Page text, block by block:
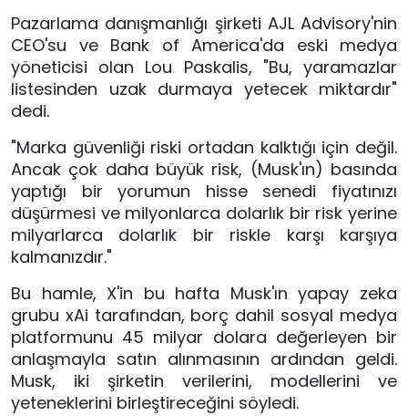
Pazarlama danışmanlığı şirketi AJL Advisory'nin
CEO'su ve Bank of America'da eski medya
yöneticisi olan Lou Paskalis, "Bu, yaramazlar
listesinden uzak durmaya yetecek miktardır"
dedi.
"Marka güvenliği riski ortadan kalktığı için değil.
Ancak çok daha büyük risk, (Musk'ın) basında
yaptığı bir yorumun hisse senedi fiyatınızı
düşürmesi ve milyonlarca dolarlık bir risk yerine
milyarlarca dolarlık bir riskle karşı karşıya
kalmanızdır."
Bu hamle, X'in bu hafta Musk'ın yapay zeka
grubu xAi tarafından, borç dahil sosyal medya
platformunu 45 milyar dolara değerleyen bir
anlaşmayla satın alınmasının ardından geldi.
Musk, iki şirketin verilerini, modellerini ve
yeteneklerini birleştireceğini söyledi.